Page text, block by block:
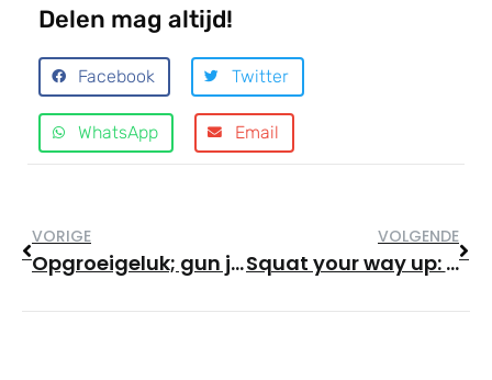
Delen mag altijd!
Facebook Twitter
WhatsApp Email
VORIGE
Opgroeigeluk; gun jezelf dat sportuurtje.
VOLGENDE
Squat your way up: 6 tips voor een betere (back)squat.